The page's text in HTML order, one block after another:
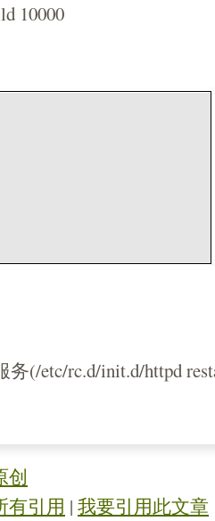
10000
(/etc/rc.d/init.d/httpd
创
有引用 | 我要引用此文章